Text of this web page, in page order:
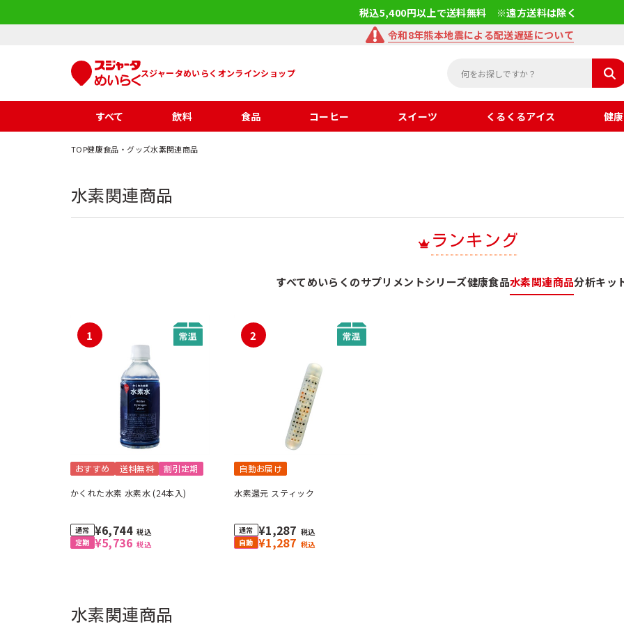
税込5,400円以上で送料無料 ※遠方送料は除く
令和8年熊本地震による配送遅延について
スジャータめいらくオンラインショップ
すべて 飲料 食品 コーヒー スイーツ くるくるアイス 健
TOP健康食品・グッズ水素関連商品
水素関連商品
ランキング
すべてめいらくのサプリメントシリーズ健康食品水素関連商品分析キッ
1
おすすめ 送料無料 割引定期
かくれた水素 水素水 (24本入)
¥5,736 税込
¥6,744 税込
2
自動お届け
水素還元 スティック
¥1,287 税込
¥1,287 税込
水素関連商品